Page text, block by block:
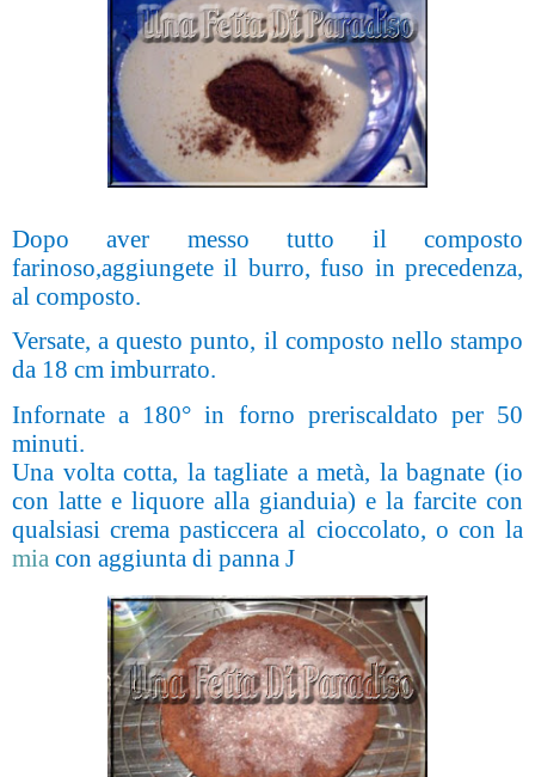
Dopo aver messo tutto il composto
farinoso,aggiungete il burro, fuso in precedenza,
al composto.
Versate, a questo punto, il composto nello stampo
da 18 cm imburrato.
Infornate a 180° in forno preriscaldato per 50
minuti.
Una volta cotta, la tagliate a metà, la bagnate (io
con latte e liquore alla gianduia) e la farcite con
qualsiasi crema pasticcera al cioccolato, o con la
mia con aggiunta di panna J